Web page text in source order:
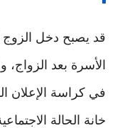
قد يصبح دخل الزوج
الأسرة بعد
في كراسة الإعلان
خانة الحالة